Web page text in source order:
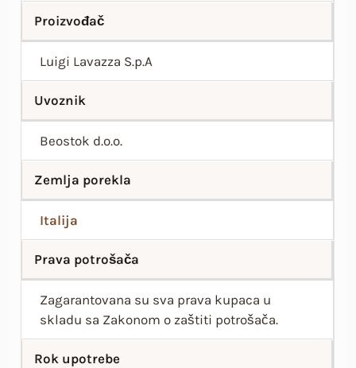
Proizvođač
Luigi Lavazza S.p.A
Uvoznik
Beostok d.o.o.
Zemlja porekla
Italija
Prava potrošača
Zagarantovana su sva prava kupaca u
skladu sa Zakonom o zaštiti potrošača.
Rok upotrebe